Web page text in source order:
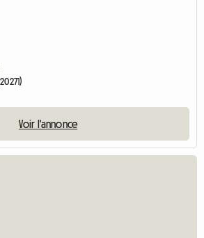
Voir l'annonce